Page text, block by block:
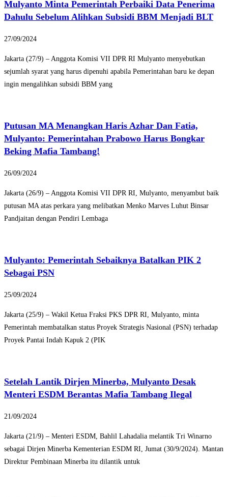
Mulyanto Minta Pemerintah Perbaiki Data Penerima
Dahulu Sebelum Alihkan Subsidi BBM Menjadi BLT
27/09/2024
Jakarta (27/9) – Anggota Komisi VII DPR RI Mulyanto menyebutkan
sejumlah syarat yang harus dipenuhi apabila Pemerintahan baru ke depan
ingin mengalihkan subsidi BBM yang
Putusan MA Menangkan Haris Azhar Dan Fatia,
Mulyanto: Pemerintahan Prabowo Harus Bongkar
Beking Mafia Tambang!
26/09/2024
Jakarta (26/9) – Anggota Komisi VII DPR RI, Mulyanto, menyambut baik
putusan MA atas perkara yang melibatkan Menko Marves Luhut Binsar
Pandjaitan dengan Pendiri Lembaga
Mulyanto: Pemerintah Sebaiknya Batalkan PIK 2
Sebagai PSN
25/09/2024
Jakarta (25/9) – Wakil Ketua Fraksi PKS DPR RI, Mulyanto, minta
Pemerintah membatalkan status Proyek Strategis Nasional (PSN) terhadap
Proyek Pantai Indah Kapuk 2 (PIK
Setelah Lantik Dirjen Minerba, Mulyanto Desak
Menteri ESDM Berantas Mafia Tambang Ilegal
21/09/2024
Jakarta (21/9) – Menteri ESDM, Bahlil Lahadalia melantik Tri Winarno
sebagai Dirjen Minerba Kementerian ESDM RI, Jumat (30/9/2024). Mantan
Direktur Pembinaan Minerba itu dilantik untuk